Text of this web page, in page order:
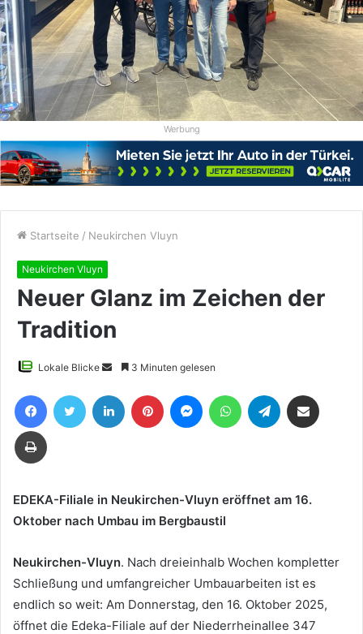
Werbung
Startseite / Neukirchen Vluyn
Neukirchen Vluyn
Neuer Glanz im Zeichen der
Tradition
Lokale Blicke
Sende
eine
E-
3 Minuten gelesen
FacebookTwitter LinkedIn Pinterest MessengerWhatsAppTelegram
Drucken
EDEKA-Filiale in Neukirchen-Vluyn eröffnet am 16.
Oktober nach Umbau im Bergbaustil
Neukirchen-Vluyn. Nach dreieinhalb Wochen kompletter
Schließung und umfangreicher Umbauarbeiten ist es
endlich so weit: Am Donnerstag, den 16. Oktober 2025,
öffnet die Edeka-Filiale auf der Niederrheinallee 347